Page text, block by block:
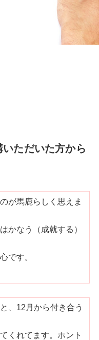
ただいた方から
が馬鹿らしく思えま
かなう（成就する）
です。
、12月から付き合う
くれてます。ホント